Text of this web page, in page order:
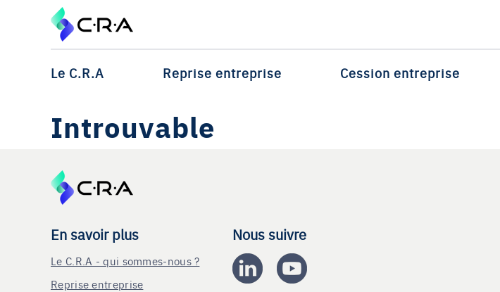
Le C.R.A Reprise entreprise Cession entreprise
Introuvable
En savoir plus
Le C.R.A - qui sommes-nous ?
Reprise entreprise
Nous suivre